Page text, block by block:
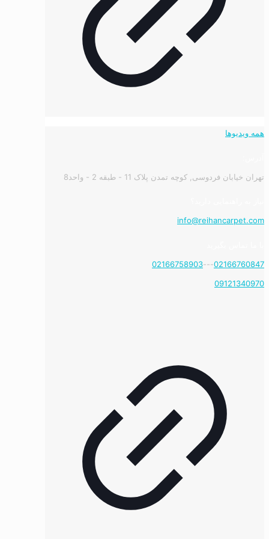
همه ویدیوها
تهران خیابان فردوسی, کوچه تمدن پلاک 11 - طبقه 2 - واحد8
info@reihancarpet.com
02166760847
---
02166758903
09121340970